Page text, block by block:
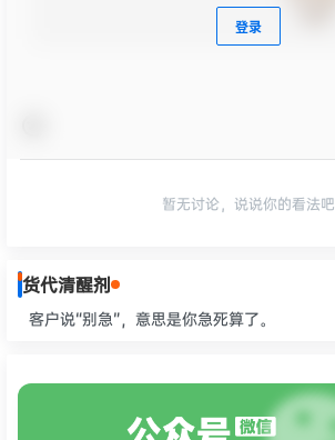
登录
暂无讨论，说说你的看法吧
货代清醒剂
客户说“别急”，意思是你急死算了。